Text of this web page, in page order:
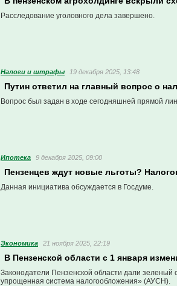
Расследование уголовного дела завершено.
Налоги и штрафы 19 декабря 2025, 13:48
Путин ответил на главный вопрос о
Вопрос был задан в ходе сегодняшней прямой
Ипотека 9 декабря 2025, 09:00
Пензенцев ждут новые льготы?
Данная инициатива обсуждается в Госдуме.
Экономика 21 ноября 2025, 22:19
В Пензенской области с 1 января
Законодатели Пензенской области дали зеленый
упрощенная система налогообложения» (АУСН).